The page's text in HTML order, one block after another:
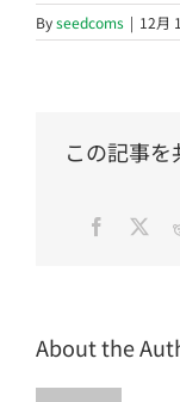
Byseedcoms | 12月
この記事を
Facebook
About the